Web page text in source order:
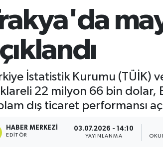
İstatistik Kurumu (TÜİK)
22 milyon 66 bin
dış ticaret performansı
HABER MERKEZI
EDITÖR
03.07.2026 - 14:10
YAYINLANMA
Durumu ve Fikstür
Haberleri